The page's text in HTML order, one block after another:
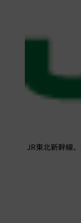
JR東北新幹線